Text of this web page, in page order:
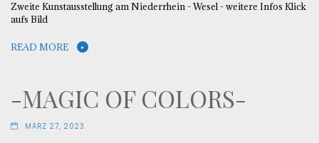
Zweite Kunstausstellung am Niederrhein - Wesel - weitere Infos Klick
aufs Bild
READ MORE
-MAGIC OF COLORS-
MÄRZ 27, 2023